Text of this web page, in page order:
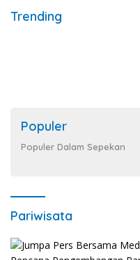
Trending
Populer
Populer Dalam Sepekan
Pariwisata